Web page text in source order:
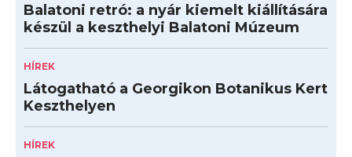
Balatoni retró: a nyár kiemelt kiállítására
készül a keszthelyi Balatoni Múzeum
HÍREK
Látogatható a Georgikon Botanikus Kert
Keszthelyen
HÍREK